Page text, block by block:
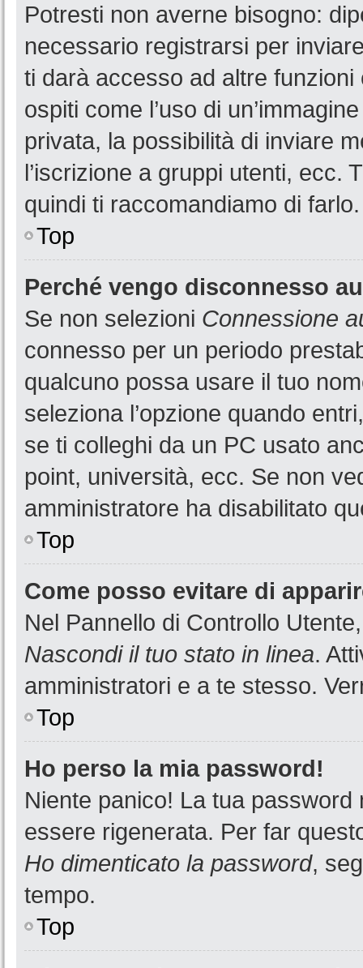
Potresti non averne bisogno:
necessario registrarsi per
ti darà accesso ad altre
ospiti come l’uso di
privata, la possibilità di inviare
l’iscrizione a gruppi utenti, ecc.
quindi ti raccomandiamo di farlo.
Top
Perché vengo disconnesso
Se non selezioni Connessione
connesso per un periodo
qualcuno possa usare il tuo
seleziona l’opzione quando
se ti colleghi da un PC usato
point, università, ecc. Se non
amministratore ha disabilitato
Top
Come posso evitare di
Nel Pannello di Controllo
Nascondi il tuo stato in linea.
amministratori e a te stesso.
Top
Ho perso la mia password!
Niente panico! La tua
essere rigenerata. Per far
Ho dimenticato la password,
tempo.
Top